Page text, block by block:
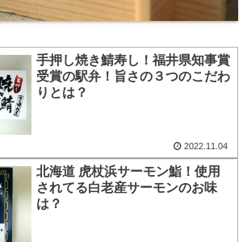
手押し焼き鯖寿し！福井県知事賞
受賞の駅弁！旨さの３つのこだわ
りとは？
2022.11.04
北海道 虎杖浜サーモン鮨！使用
されてる白老産サーモンのお味
は？